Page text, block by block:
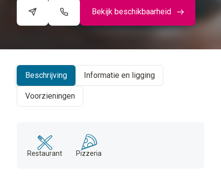
Bekijk beschikbaarheid
+
©CARTO
Beschrijving Informatie en ligging
Voorzieningen
Restaurant Pizzeria